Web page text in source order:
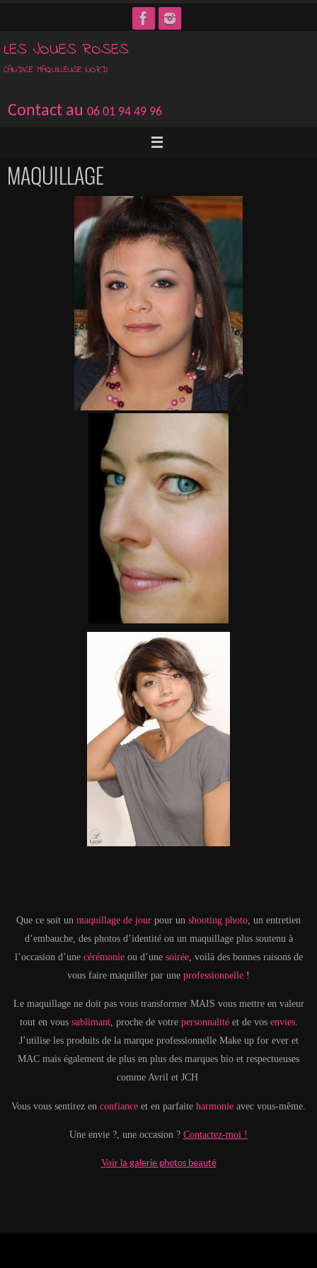
vers
leLES JOUES ROSES
CANDICE MAQUILLEUSE NORD
Contact au 06 01 94 49 96
MAQUILLAGE
Que ce soit un maquillage de jour pour un shooting photo , un entretien
d’embauche, des photos d’identité ou un maquillage plus soutenu à
l’occasion d’une cérémonieou d’une soirée, voilà des bonnes raisons de
vous faire maquiller par une professionnelle !
Le maquillage ne doit pas vous transformer MAIS vous mettre en valeur
tout en vous sublimant, proche de votre personnalitéet de vos envies.
J’utilise les produits de la marque professionnelle Make up for ever et
MAC mais également de plus en plus des marques bio et respectueuses
comme Avril et JCH
Vous vous sentirez en confiance et en parfaite harmonie avec vous-même.
Une envie ?, une occasion ? Contactez-moi !
Voirla galerie photos beauté